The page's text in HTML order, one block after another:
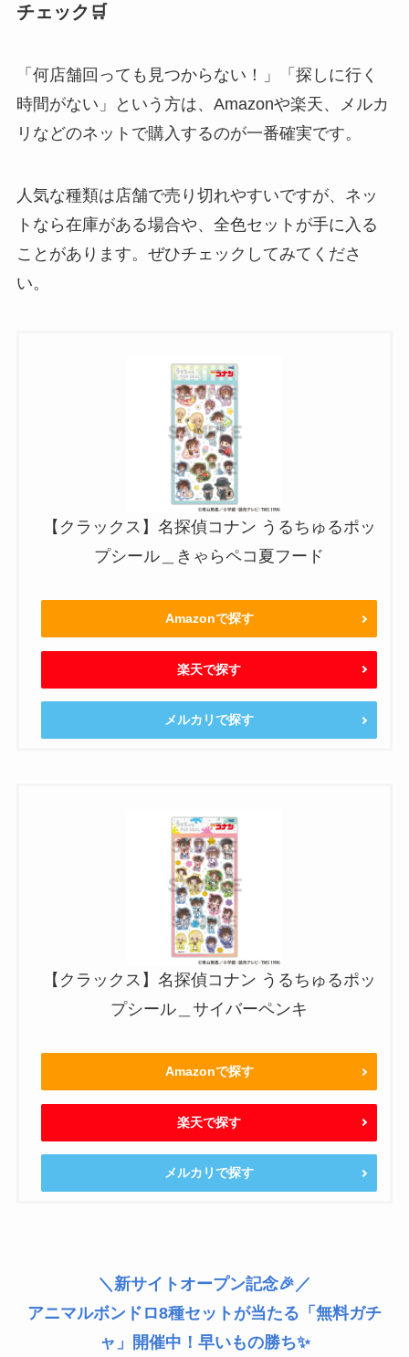
チェック🛒
「何店舗回っても見つからない！」「探しに行く
時間がない」という方は、Amazonや楽天、メルカ
リなどのネットで購入するのが一番確実です。
人気な種類は店舗で売り切れやすいですが、ネッ
トなら在庫がある場合や、全色セットが手に入る
ことがあります。ぜひチェックしてみてくださ
い。
【クラックス】名探偵コナン うるちゅるポッ
プシール＿きゃらペコ夏フード
Amazonで探す
楽天で探す
メルカリで探す
【クラックス】名探偵コナン うるちゅるポッ
プシール＿サイバーペンキ
Amazonで探す
楽天で探す
メルカリで探す
＼新サイトオープン記念🎉／
アニマルボンドロ8種セットが当たる「無料ガチ
ャ」開催中！早いもの勝ち✨